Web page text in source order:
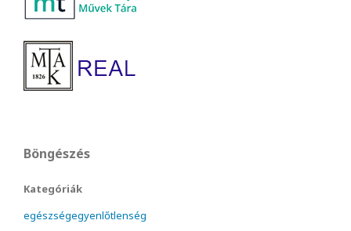
Böngészés
Kategóriák
egészségegyenlőtlenség